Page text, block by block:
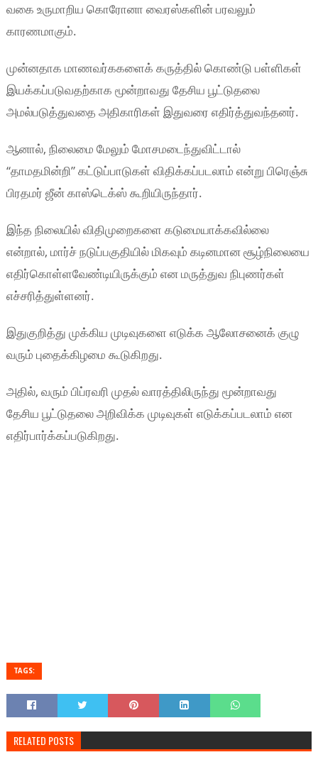
வகை உருமாறிய கொரோனா வைரஸ்களின் பரவலும்
காரணமாகும்.
முன்னதாக மாணவர்ககளைக் கருத்தில் கொண்டு பள்ளிகள்
இயக்கப்படுவதற்காக மூன்றாவது தேசிய பூட்டுதலை
அமல்படுத்துவதை அதிகாரிகள் இதுவரை எதிர்த்துவந்தனர்.
ஆனால், நிலைமை மேலும் மோசமடைந்துவிட்டால்
“தாமதமின்றி” கட்டுப்பாடுகள் விதிக்கப்படலாம் என்று பிரெஞ்சு
பிரதமர் ஜீன் காஸ்டெக்ஸ் கூறியிருந்தார்.
இந்த நிலையில் விதிமுறைகளை கடுமையாக்கவில்லை
என்றால், மார்ச் நடுப்பகுதியில் மிகவும் கடினமான சூழ்நிலையை
எதிர்கொள்ளவேண்டியிருக்கும் என மருத்துவ நிபுணர்கள்
எச்சரித்துள்ளனர்.
இதுகுறித்து முக்கிய முடிவுகளை எடுக்க ஆலோசனைக் குழு
வரும் புதைக்கிழமை கூடுகிறது.
அதில், வரும் பிப்ரவரி முதல் வாரத்திலிருந்து மூன்றாவது
தேசிய பூட்டுதலை அறிவிக்க முடிவுகள் எடுக்கப்படலாம் என
எதிர்பார்க்கப்படுகிறது.
TAGS:
RELATED POSTS